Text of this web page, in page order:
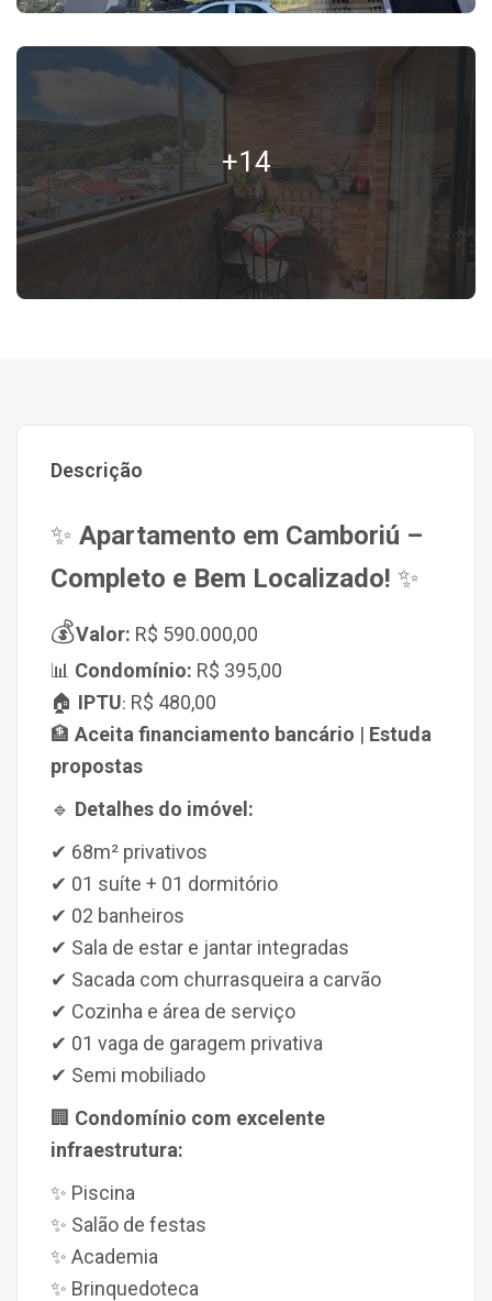
+14
Descrição
✨ Apartamento em Camboriú –
Completo e Bem Localizado! ✨
💰Valor: R$ 590.000,00
📊 Condomínio: R$ 395,00
🏠 IPTU: R$ 480,00
🏦 Aceita financiamento bancário | Estuda
propostas
🔹 Detalhes do imóvel:
✔ 68m² privativos
✔ 01 suíte + 01 dormitório
✔ 02 banheiros
✔ Sala de estar e jantar integradas
✔ Sacada com churrasqueira a carvão
✔ Cozinha e área de serviço
✔ 01 vaga de garagem privativa
✔ Semi mobiliado
🏢 Condomínio com excelente
infraestrutura:
✨ Piscina
✨ Salão de festas
✨ Academia
✨ Brinquedoteca